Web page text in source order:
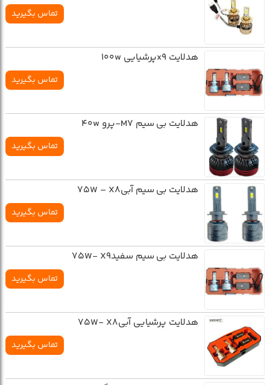
تماس بگیرید
هدلایت x9پرشیایی 100w
تماس بگیرید
هدلایت بی سیم M7-پرو 40w
تماس بگیرید
هدلایت بی سیم آبی75W – X8
تماس بگیرید
هدلایت بی سیم سفید75W- X9
تماس بگیرید
هدلایت پرشیایی آبی75W- X8
تماس بگیرید